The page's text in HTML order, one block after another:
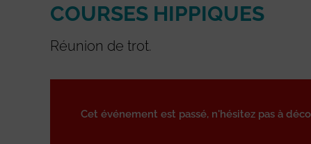
COURSES HIPPIQUES
Réunion de trot.
Cet événement est passé, n'hésitez pas à